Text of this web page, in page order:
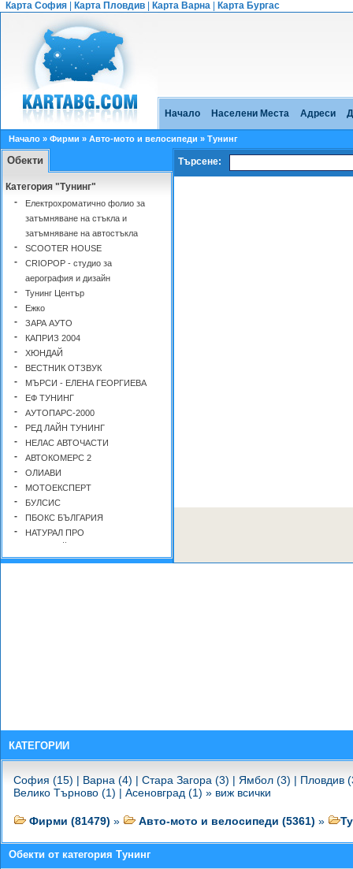
Карта София Карта Пловдив Карта Варна Карта Бургас
Начало Населени Места Адреси
Начало » Фирми » Авто-мото и велосипеди » Тунинг
Обекти
Категория "Тунинг"
-
Електрохроматично фолио за
затъмняване на стъкла и
затъмняване на автостъкла
- SCOOTER HOUSE
-
CRIOPOP - студио за
аерография и дизайн
- Тунинг Център
- Eжко
- ЗАРА АУТО
- КАПРИЗ 2004
- ХЮНДАЙ
- ВЕСТНИК ОТЗВУК
- МЪРСИ - ЕЛЕНА ГЕОРГИЕВА
- ЕФ ТУНИНГ
- АУТОПАРС-2000
- РЕД ЛАЙН ТУНИНГ
- НЕЛАС АВТОЧАСТИ
- АВТОКОМЕРС 2
- ОЛИАВИ
- МОТОЕКСПЕРТ
- БУЛСИС
- ПБОКС БЪЛГАРИЯ
- НАТУРАЛ ПРО
И КИРИЛОВ
Автомобили - тунинг
-
Юнит Тотал Реал ЕООД -
Автомобили - тунинг
-
ABT Sportsline / Pitlane Online
-
Алесио България ЕООД -
Автомобили - тунинг
Търсене:
КАТЕГОРИИ
София (15) | Варна (4) | Стара Загора (3) | Ямбол (3) | Пловдив
Велико Търново (1) | Асеновград (1) » виж всички
Фирми (81479) » Авто-мото и велосипеди (5361) »
Обекти от категория Тунинг